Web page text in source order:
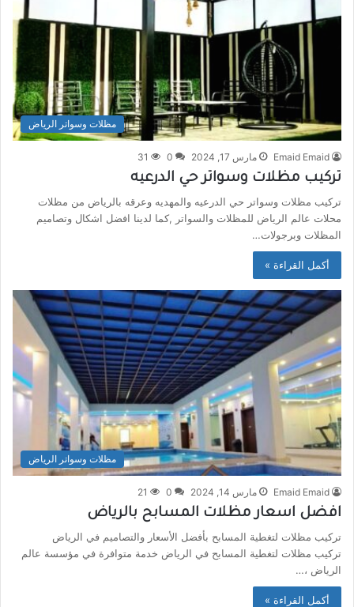
مظلات وسواتر الرياض
Emaid Emaid مارس 17, 2024 0
31
تركيب مظلات وسواتر حي الدرعيه
تركيب مظلات وسواتر حي الدرعيه والمهديه وعرقه بالرياض من مظلات
محلات عالم الرياض للمظلات والسواتر ,كما لدينا افضل اشكال وتصاميم
المظلات وبرجولات…
أكمل القراءة »
مظلات وسواتر الرياض
Emaid Emaid مارس 14, 2024 0
21
افضل اسعار مظلات المسابح بالرياض
تركيب مظلات لتغطية المسابح بأفضل الأسعار والتصاميم في الرياض
تركيب مظلات لتغطية المسابح في الرياض خدمة متوافرة في مؤسسة عالم
الرياض ،…
أكمل القراءة »